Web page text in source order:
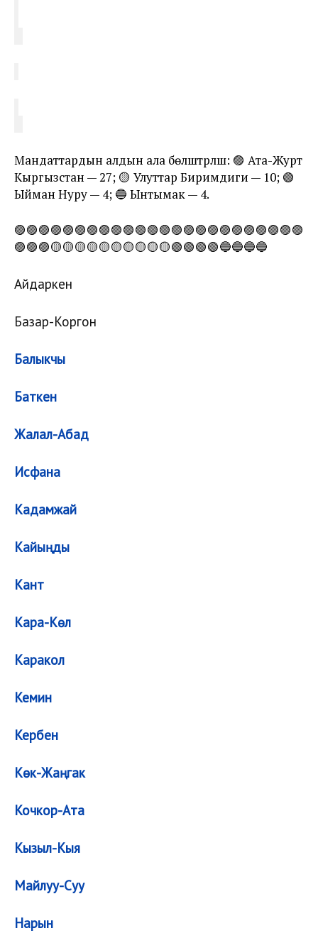
Мандаттардын алдын ала бөлүштүрүлүшү: 🟣 Ата-Журт
Кыргызстан — 27; 🟡 Улуттар Биримдиги — 10; 🟢
Ыйман Нуру — 4; 🔵 Ынтымак — 4.
🟣🟣🟣🟣🟣🟣🟣🟣🟣🟣🟣🟣🟣🟣🟣🟣🟣🟣🟣🟣🟣🟣🟣🟣
🟣🟣🟣🟡🟡🟡🟡🟡🟡🟡🟡🟡🟡🟢🟢🟢🟢🔵🔵🔵🔵
Айдаркен
Базар-Коргон
Балыкчы
Баткен
Жалал-Абад
Исфана
Кадамжай
Кайыңды
Кант
Кара-Көл
Каракол
Кемин
Кербен
Көк-Жаңгак
Кочкор-Ата
Кызыл-Кыя
Майлуу-Суу
Нарын